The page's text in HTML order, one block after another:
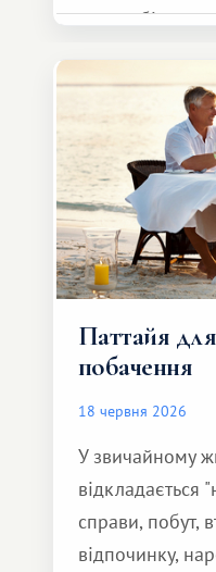
автомобіль та
Паттайя
побачення
18 червня 2026
У звичайному
відкладається
справи, побут,
відпочинку,